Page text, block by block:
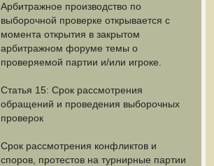
Арбитражное производство по
выборочной проверке открывается с
момента открытия в закрытом
арбитражном форуме темы о
проверяемой партии и/или игроке.
Статья 15: Срок рассмотрения
обращений и проведения выборочных
проверок
Срок рассмотрения конфликтов и
споров, протестов на турнирные партии